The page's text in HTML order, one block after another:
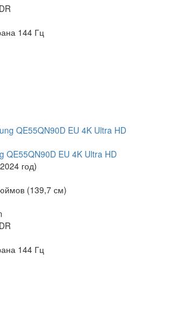
144 Гц
QE55QN90D EU 4K Ultra HD
год)
(139,7 см)
144 Гц